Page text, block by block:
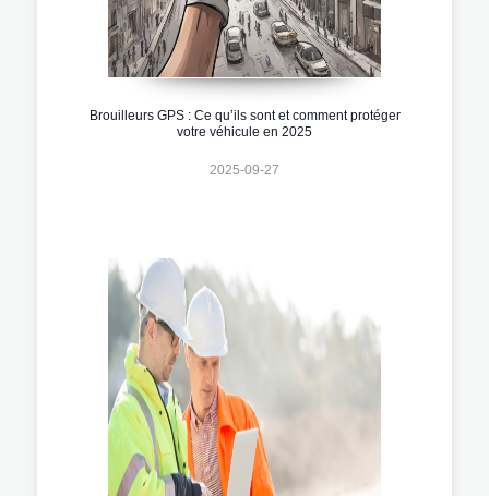
Brouilleurs GPS : Ce qu’ils sont et comment protéger
votre véhicule en 2025
2025-09-27